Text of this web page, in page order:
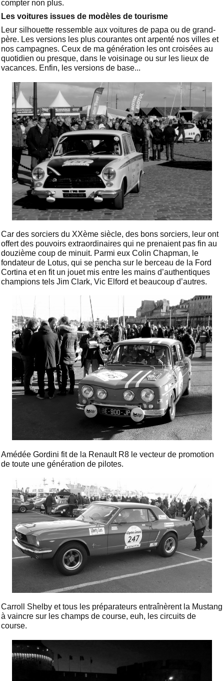
compter non plus.
Les voitures issues de modèles de tourisme
Leur silhouette ressemble aux voitures de papa ou de grand-
père. Les versions les plus courantes ont arpenté nos villes et
nos campagnes. Ceux de ma génération les ont croisées au
quotidien ou presque, dans le voisinage ou sur les lieux de
vacances. Enfin, les versions de base...
Car des sorciers du XXème siècle, des bons sorciers, leur ont
offert des pouvoirs extraordinaires qui ne prenaient pas fin au
douzième coup de minuit. Parmi eux Colin Chapman, le
fondateur de Lotus, qui se pencha sur le berceau de la Ford
Cortina et en fit un jouet mis entre les mains d’authentiques
champions tels Jim Clark, Vic Elford et beaucoup d’autres.
Amédée Gordini fit de la Renault R8 le vecteur de promotion
de toute une génération de pilotes.
Carroll Shelby et tous les préparateurs entraînèrent la Mustang
à vaincre sur les champs de course, euh, les circuits de
course.